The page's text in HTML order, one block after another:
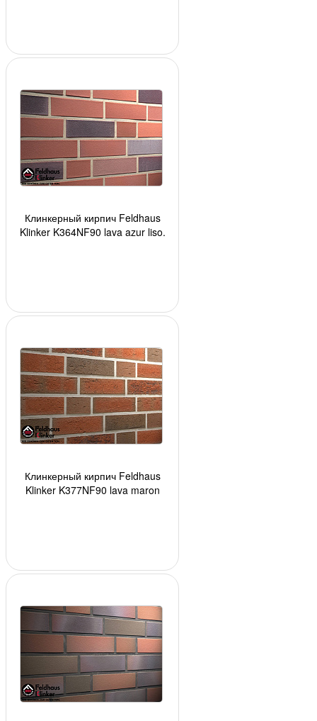
Клинкерный кирпич Feldhaus
Klinker K364NF90 lava azur liso,
Клинкерный кирпич Feldhaus
Klinker K377NF90 lava maron